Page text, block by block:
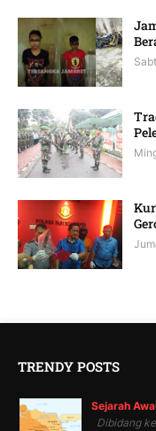
TRENDY POSTS
Sejarah
Dibidang